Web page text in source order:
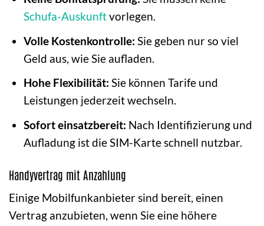
Schufa-Auskunftvorlegen.
Volle Kostenkontrolle: Sie geben nur so viel
Geld aus, wie Sie aufladen.
Hohe Flexibilität: Sie können Tarife und
Leistungen jederzeit wechseln.
Sofort einsatzbereit: Nach Identifizierung und
Aufladung ist die SIM-Karte schnell nutzbar.
Handyvertrag mit Anzahlung
Einige Mobilfunkanbieter sind bereit, einen
Vertrag anzubieten, wenn Sie eine höhere